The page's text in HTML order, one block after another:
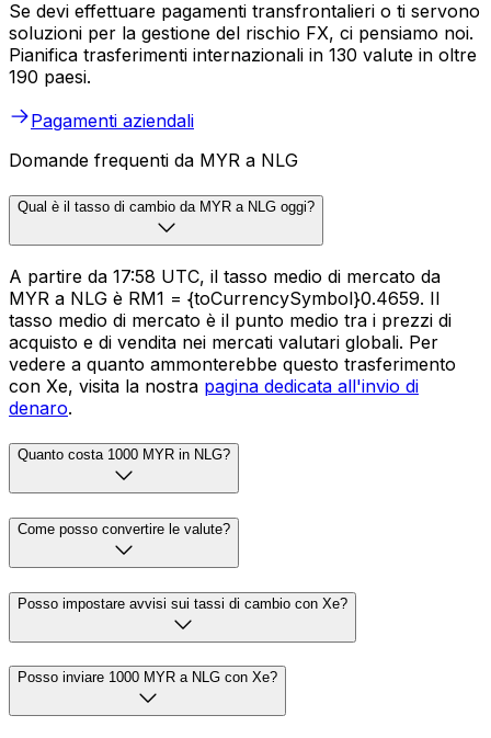
Se devi effettuare pagamenti transfrontalieri o ti servono
soluzioni per la gestione del rischio FX, ci pensiamo noi.
Pianifica trasferimenti internazionali in 130 valute in oltre
190 paesi.
Pagamenti aziendali
Domande frequenti da MYR a NLG
Qual è il tasso di cambio da MYR a NLG oggi?
A partire da 17:58 UTC, il tasso medio di mercato da
MYR a NLG è RM1 = {toCurrencySymbol}0.4659. Il
tasso medio di mercato è il punto medio tra i prezzi di
acquisto e di vendita nei mercati valutari globali. Per
vedere a quanto ammonterebbe questo trasferimento
con Xe, visita la nostra pagina dedicata all'invio di
denaro.
Quanto costa 1000 MYR in NLG?
Come posso convertire le valute?
Posso impostare avvisi sui tassi di cambio con Xe?
Posso inviare 1000 MYR a NLG con Xe?